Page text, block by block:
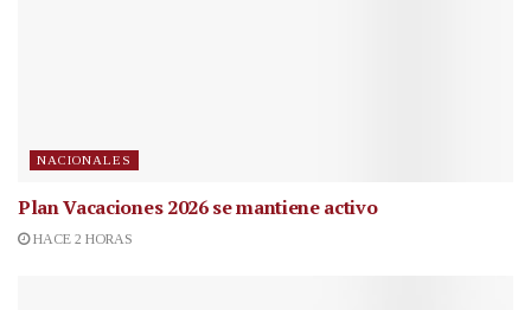
NACIONALES
Plan Vacaciones 2026 se mantiene activo
HACE 2 HORAS